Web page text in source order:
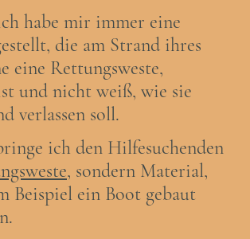
habe mir immer eine
die am Strand ihres
eine Rettungsweste,
und nicht weiß, wie sie
verlassen soll.
ich den Hilfesuchenden
, sondern Material,
Beispiel ein Boot gebaut